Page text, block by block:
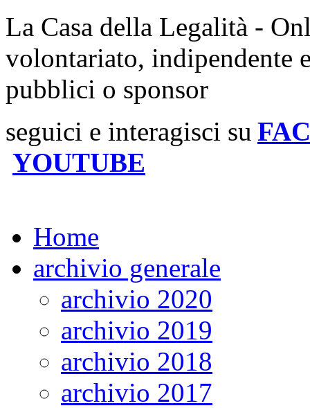
La Casa della Legalità -
volontariato, indipendente
pubblici o sponsor
seguici e interagisci su
YOUTUBE
Home
archivio generale
archivio 2020
archivio 2019
archivio 2018
archivio 2017